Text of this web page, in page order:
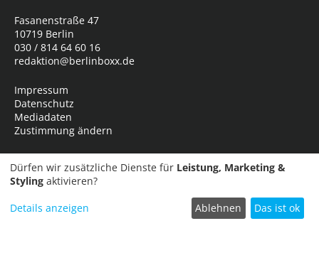
Fasanenstraße 47
10719 Berlin
030 / 814 64 60 16
redaktion@berlinboxx.de
Impressum
Datenschutz
Mediadaten
Zustimmung ändern
Dürfen wir zusätzliche Dienste für Leistung, Marketing &
Styling aktivieren?
Details anzeigen Ablehnen Das ist ok